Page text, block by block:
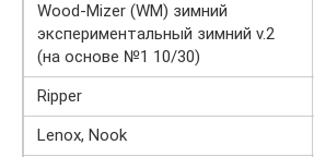
Wood-Mizer (WM) зимний
экспериментальный зимний v.2
(на основе №1 10/30)
Ripper
Lenox, Nook